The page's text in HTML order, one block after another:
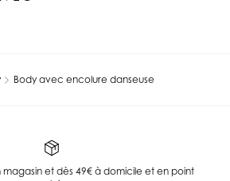
Body avec encolure danseuse
magasin et dès 49€ à domicile et en point